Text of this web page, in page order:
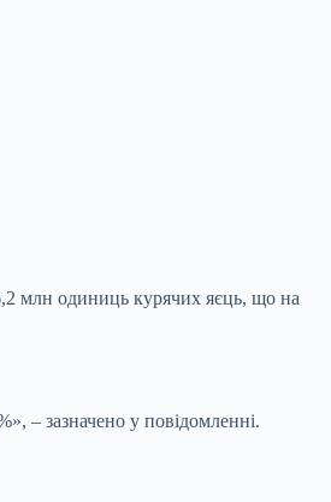
млн одиниць курячих яєць, що на
– зазначено у повідомленні.